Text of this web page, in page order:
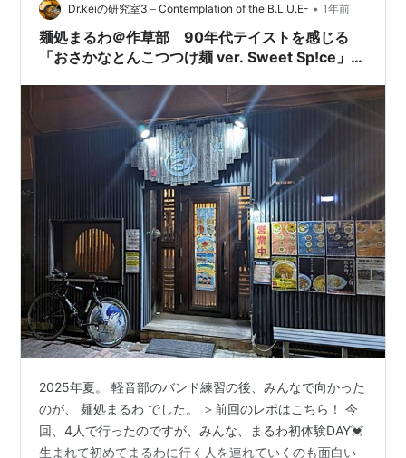
Dr.keiの研究室3－Contemplation of the B.L.U.E- • 1年前
麺処まるわ＠作草部 90年代テイストを感じる
「おさかなとんこつつけ麺 ver. Sweet Sp!ce」に
2025年夏。 軽音部のバンド練習の後、みんなで向かった
のが、 麺処まるわ でした。 ＞前回のレポはこちら！ 今
回、4人で行ったのですが、みんな、まるわ初体験DAY💓
生まれて初めてまるわに行く人を連れていくのも面白い